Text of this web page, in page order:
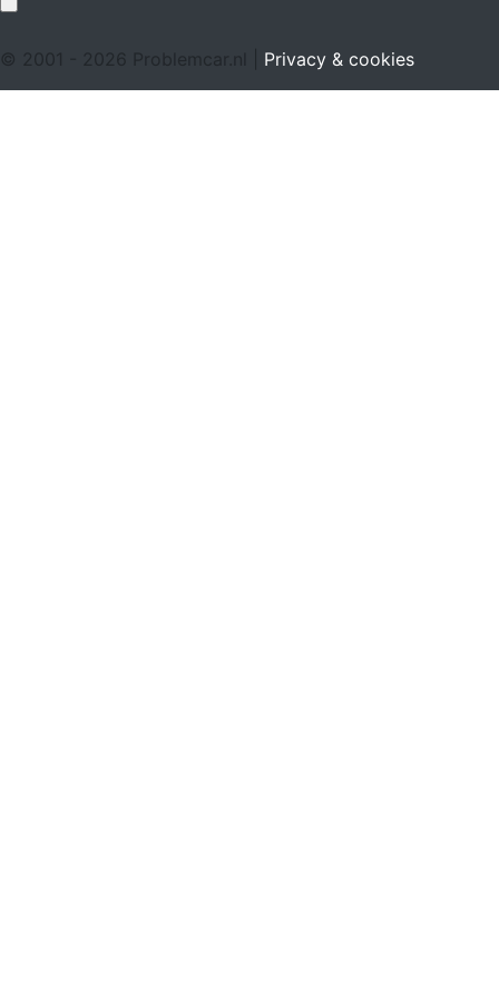
© 2001 - 2026 Problemcar.nl | Privacy & cookies